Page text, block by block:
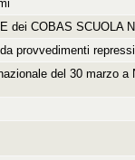
dei COBAS SCUOLA
provvedimenti
del 30 marzo